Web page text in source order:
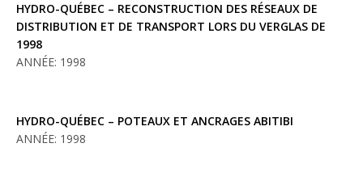
HYDRO-QUÉBEC – RECONSTRUCTION DES RÉSEAUX DE
DISTRIBUTION ET DE TRANSPORT LORS DU VERGLAS DE
1998
ANNÉE: 1998
HYDRO-QUÉBEC – POTEAUX ET ANCRAGES ABITIBI
ANNÉE: 1998